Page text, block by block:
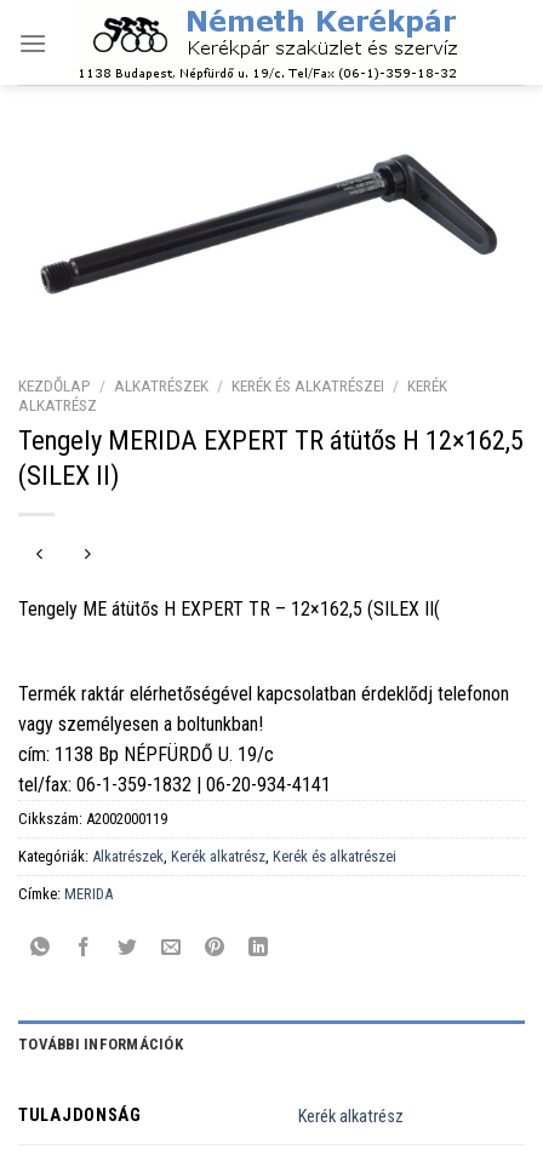
KEZDŐLAP / ALKATRÉSZEK / KERÉK ÉS ALKATRÉSZEI / KERÉK
ALKATRÉSZ
Tengely MERIDA EXPERT TR átütős H 12×162,5
(SILEX II)
Tengely ME átütős H EXPERT TR – 12×162,5 (SILEX II(
Termék raktár elérhetőségével kapcsolatban érdeklődj telefonon
vagy személyesen a boltunkban!
cím: 1138 Bp NÉPFÜRDŐ U. 19/c
tel/fax: 06-1-359-1832 | 06-20-934-4141
Cikkszám: A2002000119
Kategóriák: Alkatrészek, Kerék alkatrész, Kerék és alkatrészei
Címke: MERIDA
TOVÁBBI INFORMÁCIÓK
TULAJDONSÁG Kerék alkatrész